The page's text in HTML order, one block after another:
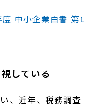
中小企業白書 第1
している
、近年、税務調査